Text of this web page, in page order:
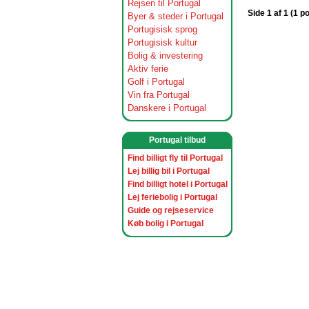
Rejsen til Portugal
Byer & steder i Portugal
Portugisisk sprog
Portugisisk kultur
Bolig & investering
Aktiv ferie
Golf i Portugal
Vin fra Portugal
Danskere i Portugal
Portugal tilbud
Find billigt fly til Portugal
Lej billig bil i Portugal
Find billigt hotel i Portugal
Lej feriebolig i Portugal
Guide og rejseservice
Køb bolig i Portugal
Side 1 af 1 (1